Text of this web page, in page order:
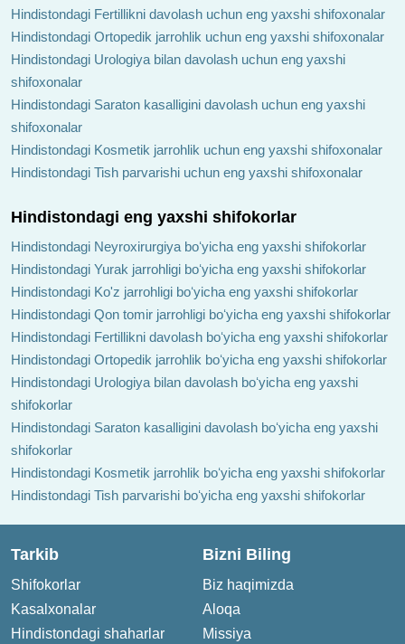
Hindistondagi Fertillikni davolash uchun eng yaxshi shifoxonalar
Hindistondagi Ortopedik jarrohlik uchun eng yaxshi shifoxonalar
Hindistondagi Urologiya bilan davolash uchun eng yaxshi
shifoxonalar
Hindistondagi Saraton kasalligini davolash uchun eng yaxshi
shifoxonalar
Hindistondagi Kosmetik jarrohlik uchun eng yaxshi shifoxonalar
Hindistondagi Tish parvarishi uchun eng yaxshi shifoxonalar
Hindistondagi eng yaxshi shifokorlar
Hindistondagi Neyroxirurgiya boʻyicha eng yaxshi shifokorlar
Hindistondagi Yurak jarrohligi boʻyicha eng yaxshi shifokorlar
Hindistondagi Ko'z jarrohligi boʻyicha eng yaxshi shifokorlar
Hindistondagi Qon tomir jarrohligi boʻyicha eng yaxshi shifokorlar
Hindistondagi Fertillikni davolash boʻyicha eng yaxshi shifokorlar
Hindistondagi Ortopedik jarrohlik boʻyicha eng yaxshi shifokorlar
Hindistondagi Urologiya bilan davolash boʻyicha eng yaxshi
shifokorlar
Hindistondagi Saraton kasalligini davolash boʻyicha eng yaxshi
shifokorlar
Hindistondagi Kosmetik jarrohlik boʻyicha eng yaxshi shifokorlar
Hindistondagi Tish parvarishi boʻyicha eng yaxshi shifokorlar
Tarkib
Shifokorlar
Kasalxonalar
Hindistondagi shaharlar
Bizni Biling
Biz haqimizda
Aloqa
Missiya